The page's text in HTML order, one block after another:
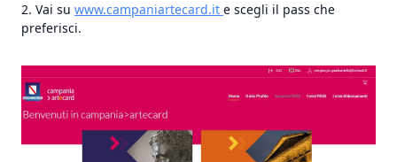
2. Vai su www.campaniartecard.it e scegli il pass che
preferisci.